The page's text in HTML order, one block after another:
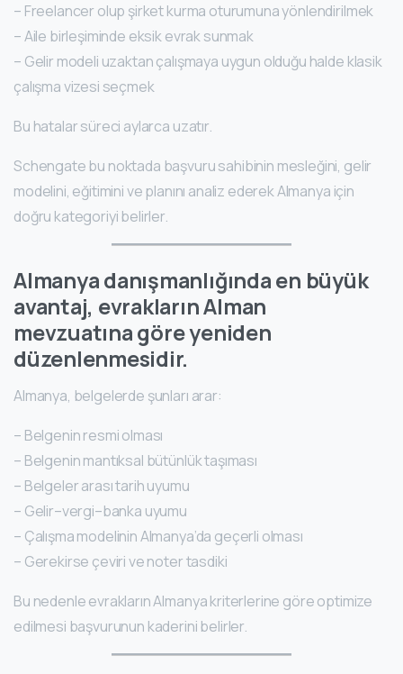
– Freelancer olup şirket kurma oturumuna yönlendirilmek
– Aile birleşiminde eksik evrak sunmak
– Gelir modeli uzaktan çalışmaya uygun olduğu halde klasik
çalışma vizesi seçmek
Bu hatalar süreci aylarca uzatır.
Schengate bu noktada başvuru sahibinin mesleğini, gelir
modelini, eğitimini ve planını analiz ederek Almanya için
doğru kategoriyi belirler.
Almanya danışmanlığında en büyük
avantaj, evrakların Alman
mevzuatına göre yeniden
düzenlenmesidir.
Almanya, belgelerde şunları arar:
– Belgenin resmi olması
– Belgenin mantıksal bütünlük taşıması
– Belgeler arası tarih uyumu
– Gelir–vergi–banka uyumu
– Çalışma modelinin Almanya’da geçerli olması
– Gerekirse çeviri ve noter tasdiki
Bu nedenle evrakların Almanya kriterlerine göre optimize
edilmesi başvurunun kaderini belirler.